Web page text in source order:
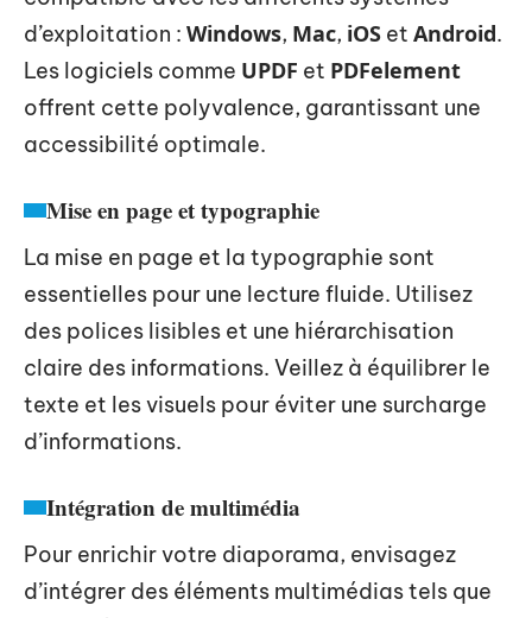
d’exploitation : Windows, Mac, iOS et Android.
Les logiciels comme UPDF et PDFelement
offrent cette polyvalence, garantissant une
accessibilité optimale.
Mise en page et typographie
La mise en page et la typographie sont
essentielles pour une lecture fluide. Utilisez
des polices lisibles et une hiérarchisation
claire des informations. Veillez à équilibrer le
texte et les visuels pour éviter une surcharge
d’informations.
Intégration de multimédia
Pour enrichir votre diaporama, envisagez
d’intégrer des éléments multimédias tels que